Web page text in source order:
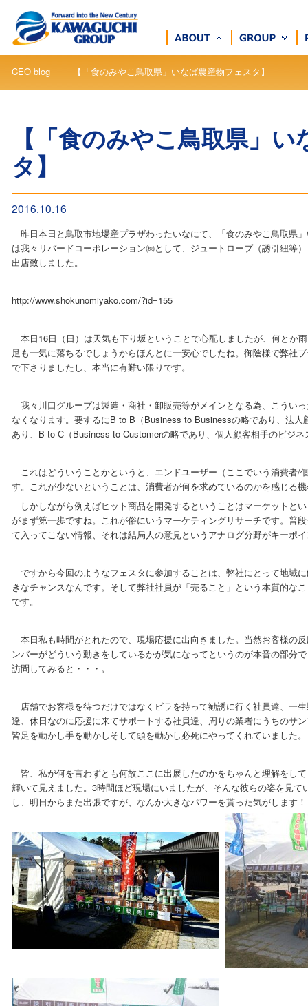
CEO blog ｜ 【「食のみやこ鳥取県」いなば農産物フェスタ】
【「食のみやこ鳥取県」
タ】
2016.10.16
昨日本日と鳥取市地場産プラザわったいなにて、「食のみやこ鳥取県
は我々リバードコーポレーション㈱として、ジュートロープ（誘引紐等
出店致しました。
http://www.shokunomiyako.com/?id=155
本日16日（日）は天気も下り坂ということで心配しましたが、何とか
足も一気に落ちるでしょうからほんとに一安心でしたね。御陰様で弊社
で下さりましたし、本当に有難い限りです。
我々川口グループは製造・商社・卸販売等がメインとなる為、こうい
なくなります。要するにB to B（Business to Businessの略であり、法
あり、B to C（Business to Customerの略であり、個人顧客相手のビジ
これはどういうことかというと、エンドユーザー（ここでいう消費者/
す。これが少ないということは、消費者が何を求めているのかを感じる
しかしながら例えばヒット商品を開発するということはマーケットと
がまず第一歩ですね。これが俗にいうマーケティングリサーチです。普
て入ってこない情報、それは結局人の意見というアナログ分野がキーポ
ですから今回のようなフェスタに参加することは、弊社にとって地域
きなチャンスなんです。そして弊社社員が「売ること」という本質的な
です。
本日私も時間がとれたので、現場応援に出向きました。当然お客様の
ンバーがどういう動きをしているかが気になってというのが本音の部分
訪問してみると・・・。
店舗でお客様を待つだけではなくビラを持って勧誘に行く社員達、一
達、休日なのに応援に来てサポートする社員達、周りの業者にうちのサ
皆足を動かし手を動かしそして頭を動かし必死にやってくれていました。
皆、私が何を言わずとも何故ここに出展したのかをちゃんと理解をし
輝いて見えました。3時間ほど現場にいましたが、そんな彼らの姿を見
し、明日からまた出張ですが、なんか大きなパワーを貰った気がします